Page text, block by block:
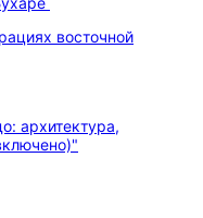
восточной